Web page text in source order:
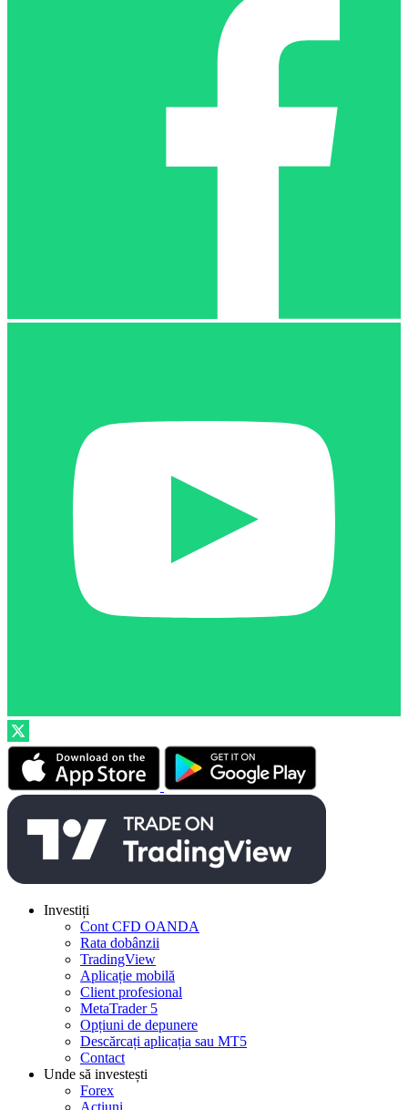
Investiți
Cont CFD OANDA
Rata dobânzii
TradingView
Aplicație mobilă
Client profesional
MetaTrader 5
Opțiuni de depunere
Descărcați aplicația sau MT5
Contact
Unde să investești
Forex